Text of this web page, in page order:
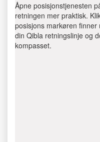
Åpne posisjonstjenesten
retningen mer praktisk.
posisjons markøren
din Qibla retningslinje og
kompasset.